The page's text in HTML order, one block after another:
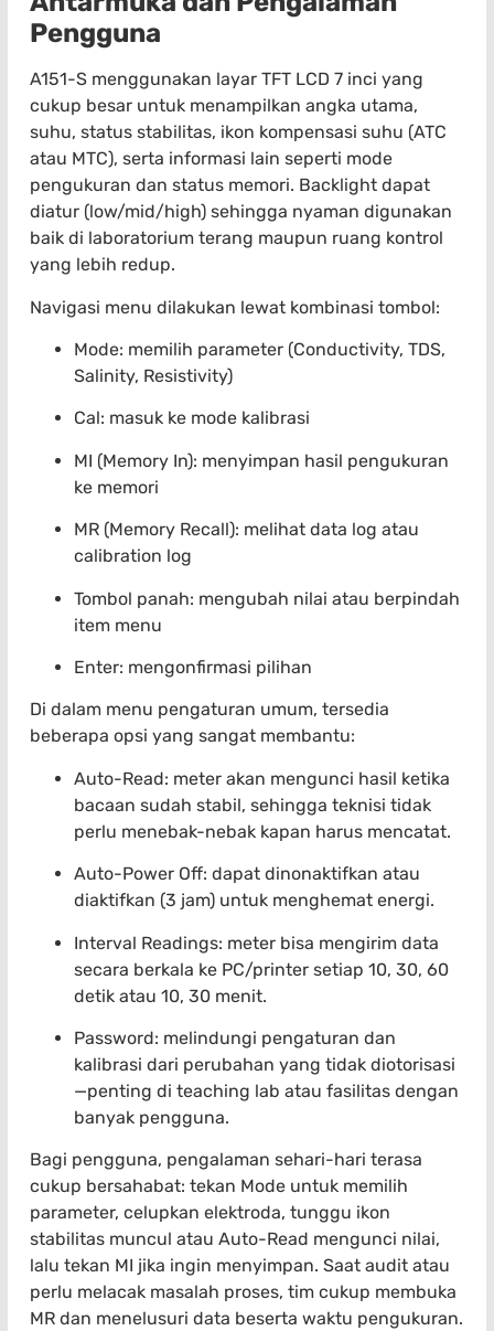
Pengguna
A151-S menggunakan layar TFT LCD 7 inci yang
cukup besar untuk menampilkan angka utama,
suhu, status stabilitas, ikon kompensasi suhu (ATC
atau MTC), serta informasi lain seperti mode
pengukuran dan status memori. Backlight dapat
diatur (low/mid/high) sehingga nyaman digunakan
baik di laboratorium terang maupun ruang kontrol
yang lebih redup.
Navigasi menu dilakukan lewat kombinasi tombol:
Mode: memilih parameter (Conductivity, TDS,
Salinity, Resistivity)
Cal: masuk ke mode kalibrasi
MI (Memory In): menyimpan hasil pengukuran
ke memori
MR (Memory Recall): melihat data log atau
calibration log
Tombol panah: mengubah nilai atau berpindah
item menu
Enter: mengonfirmasi pilihan
Di dalam menu pengaturan umum, tersedia
beberapa opsi yang sangat membantu:
Auto-Read: meter akan mengunci hasil ketika
bacaan sudah stabil, sehingga teknisi tidak
perlu menebak-nebak kapan harus mencatat.
Auto-Power Off: dapat dinonaktifkan atau
diaktifkan (3 jam) untuk menghemat energi.
Interval Readings: meter bisa mengirim data
secara berkala ke PC/printer setiap 10, 30, 60
detik atau 10, 30 menit.
Password: melindungi pengaturan dan
kalibrasi dari perubahan yang tidak diotorisasi
—penting di teaching lab atau fasilitas dengan
banyak pengguna.
Bagi pengguna, pengalaman sehari-hari terasa
cukup bersahabat: tekan Mode untuk memilih
parameter, celupkan elektroda, tunggu ikon
stabilitas muncul atau Auto-Read mengunci nilai,
lalu tekan MI jika ingin menyimpan. Saat audit atau
perlu melacak masalah proses, tim cukup membuka
MR dan menelusuri data beserta waktu pengukuran.